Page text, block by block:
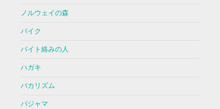
ノルウェイの森
バイク
バイト絡みの人
ハガキ
バカリズム
パジャマ